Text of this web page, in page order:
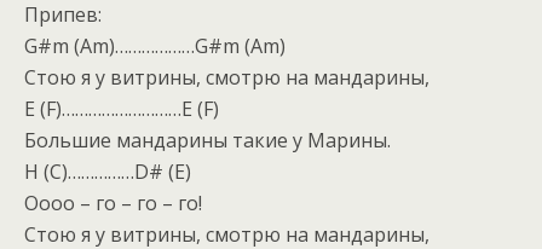
Припев:
G#m (Am)………………G#m (Am)
Стою я у витрины, смотрю на мандарины,
E (F)………………………E (F)
Большие мандарины такие у Марины.
H (C)……………D# (E)
Оооо – го – го – го!
Стою я у витрины, смотрю на мандарины,